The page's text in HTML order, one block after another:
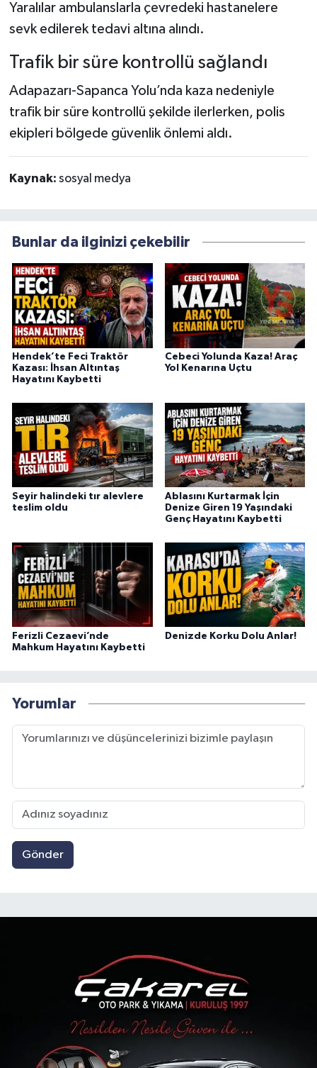
Yaralılar ambulanslarla çevredeki hastanelere
sevk edilerek tedavi altına alındı.
Trafik bir süre kontrollü sağlandı
Adapazarı-Sapanca Yolu’nda kaza nedeniyle
trafik bir süre kontrollü şekilde ilerlerken, polis
ekipleri bölgede güvenlik önlemi aldı.
Kaynak: sosyal medya
Bunlar da ilginizi çekebilir
Hendek’te Feci Traktör
Kazası: İhsan Altıntaş
Hayatını Kaybetti
Cebeci Yolunda Kaza! Araç
Yol Kenarına Uçtu
Seyir halindeki tır alevlere
teslim oldu
Ablasını Kurtarmak İçin
Denize Giren 19 Yaşındaki
Genç Hayatını Kaybetti
Ferizli Cezaevi’nde
Mahkum Hayatını Kaybetti
Denizde Korku Dolu Anlar!
Yorumlar
Gönder